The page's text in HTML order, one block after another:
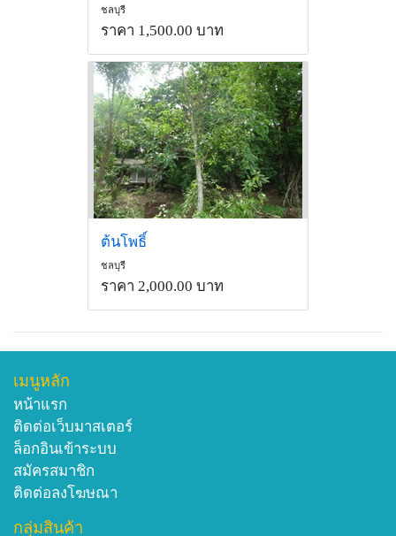
ชลบุรี
ราคา 1,500.00 บาท
ต้นโพธิ์
ชลบุรี
ราคา 2,000.00 บาท
เมนูหลัก
หน้าแรก
ติดต่อเว็บมาสเตอร์
ล็อกอินเข้าระบบ
สมัครสมาชิก
ติดต่อลงโฆษณา
กลุ่มสินค้า